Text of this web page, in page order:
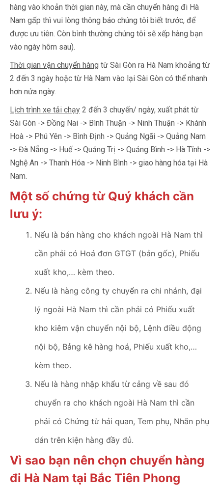
hàng vào khoản thời gian này, mà cần chuyển hàng đi Hà
Nam gấp thì vui lòng thông báo chúng tôi biết trước, để
được ưu tiên. Còn bình thường chúng tôi sẽ xếp hàng bạn
vào ngày hôm sau).
Thời gian vận chuyển hàng từ Sài Gòn ra Hà Nam khoảng từ
2 đến 3 ngày hoặc từ Hà Nam vào lại Sài Gòn có thể nhanh
hơn nửa ngày.
Lịch trình xe tải chạy 2 đến 3 chuyến/ ngày, xuất phát từ
Sài Gòn -> Đồng Nai -> Bình Thuận -> Ninh Thuận -> Khánh
Hoà -> Phú Yên -> Bình Định -> Quảng Ngãi -> Quảng Nam
-> Đà Nẵng -> Huế -> Quảng Trị -> Quảng Bình -> Hà Tĩnh ->
Nghệ An -> Thanh Hóa -> Ninh Bình -> giao hàng hóa tại Hà
Nam.
Một số chứng từ Quý khách cần
lưu ý:
Nếu là bán hàng cho khách ngoài Hà Nam thì
cần phải có Hoá đơn GTGT (bản gốc), Phiếu
xuất kho,… kèm theo.
Nếu là hàng công ty chuyển ra chi nhánh, đại
lý ngoài Hà Nam thì cần phải có Phiếu xuất
kho kiêm vận chuyển nội bộ, Lệnh điều động
nội bộ, Bảng kê hàng hoá, Phiếu xuất kho,…
kèm theo.
Nếu là hàng nhập khẩu từ cảng về sau đó
chuyển ra cho khách ngoài Hà Nam thì cần
phải có Chứng từ hải quan, Tem phụ, Nhãn phụ
dán trên kiện hàng đầy đủ.
Vì sao bạn nên chọn chuyển hàng
đi Hà Nam tại Bắc Tiên Phong